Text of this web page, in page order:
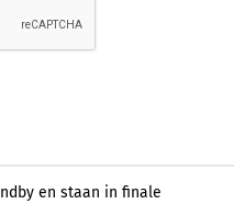
en staan in finale